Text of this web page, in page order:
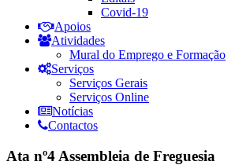
Covid-19
Apoios
Atividades
Mural do Emprego e Formação
Serviços
Serviços Gerais
Serviços Online
Notícias
Contactos
Ata nº4 Assembleia de Freguesia